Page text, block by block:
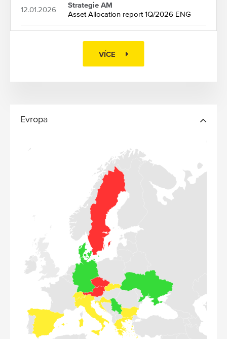
12.01.2026
Strategie AM
Asset Allocation report 1Q/2026 ENG
VÍCE
Evropa